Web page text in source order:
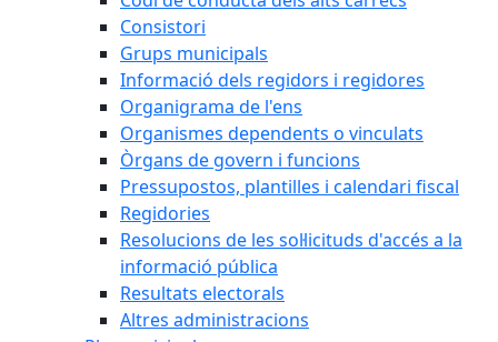
Consistori
Grups municipals
Informació dels regidors i regidores
Organigrama de l'ens
Organismes dependents o vinculats
Òrgans de govern i funcions
Pressupostos, plantilles i calendari fiscal
Regidories
Resolucions de les sol·licituds d'accés a la
informació pública
Resultats electorals
Altres administracions